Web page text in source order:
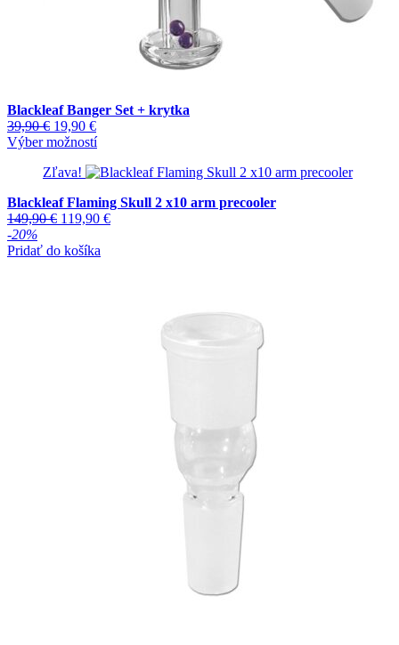
Blackleaf Banger Set + krytka
39,90€ Pôvodná
cena
39,90 €.
19,90 €Aktuálna
cena
19,90 €.
Výber možnostíTento
má
variantov.
Možnosti
môžete
Zľava!
Blackleaf Flaming Skull 2 x10 arm precooler
149,90€ Pôvodná
bola:
119,90 €Aktuálna
-20%
Pridať do košíka